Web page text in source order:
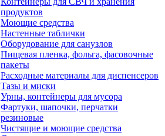
продуктов
Моющие средства
Настенные таблички
Оборудование для санузлов
Пищевая пленка, фольга, фасовочные
пакеты
Расходные материалы для диспенсеров
Тазы и миски
Урны, контейнеры для мусора
Фартуки, шапочки, перчатки
резиновые
Чистящие и моющие средства